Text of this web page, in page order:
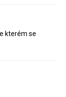
kterém se